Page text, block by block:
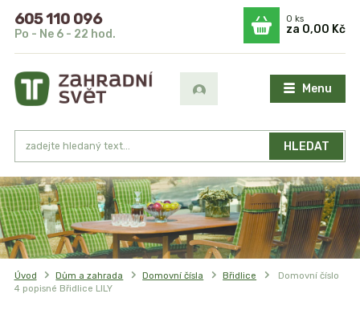
Menu
HLEDAT
605 110 096
Po - Ne 6 - 22 hod.
0ks
za 0,00 Kč
Úvod Dům a zahrada Domovní čísla Břidlice
Domovní číslo
4 popisné Břidlice LILY